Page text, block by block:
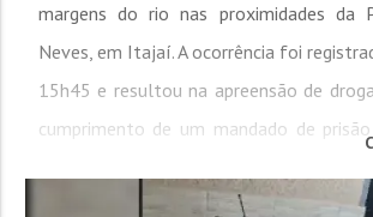
margens do rio nas proximidades da
Neves, em Itajaí. A ocorrência foi
15h45 e resultou na apreensão de
cumprimento de um mandado de
realizavam rondas no bairro Cordeiros...